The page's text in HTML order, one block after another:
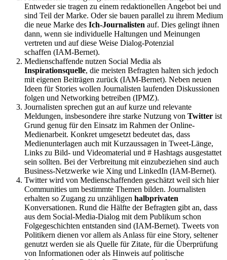
Entweder sie tragen zu einem redaktionellen Angebot bei und
sind Teil der Marke. Oder sie bauen parallel zu ihrem Medium
die neue Marke des Ich-Journalisten auf. Dies gelingt ihnen
dann, wenn sie individuelle Haltungen und Meinungen
vertreten und auf diese Weise Dialog-Potenzial
schaffen (IAM-Bernet).
Medienschaffende nutzen Social Media als
Inspirationsquelle, die meisten Befragten halten sich jedoch
mit eigenen Beiträgen zurück (IAM-Bernet). Neben neuen
Ideen für Stories wollen Journalisten laufenden Diskussionen
folgen und Networking betreiben (IPMZ).
Journalisten sprechen gut an auf kurze und relevante
Meldungen, insbesondere ihre starke Nutzung von Twitter ist
Grund genug für den Einsatz im Rahmen der Online-
Medienarbeit. Konkret umgesetzt bedeutet das, dass
Medienunterlagen auch mit Kurzaussagen in Tweet-Länge,
Links zu Bild- und Videomaterial und # Hashtags ausgestattet
sein sollten. Bei der Verbreitung mit einzubeziehen sind auch
Business-Netzwerke wie Xing und LinkedIn (IAM-Bernet).
Twitter wird von Medienschaffenden geschätzt weil sich hier
Communities um bestimmte Themen bilden. Journalisten
erhalten so Zugang zu unzähligen halbprivaten
Konversationen. Rund die Hälfte der Befragten gibt an, dass
aus dem Social-Media-Dialog mit dem Publikum schon
Folgegeschichten entstanden sind (IAM-Bernet). Tweets von
Politikern dienen vor allem als Anlass für eine Story, seltener
genutzt werden sie als Quelle für Zitate, für die Überprüfung
von Informationen oder als Hinweis auf politische